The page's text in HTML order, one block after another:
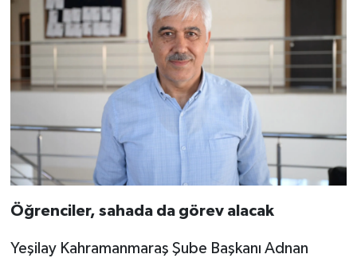
Öğrenciler, sahada da görev alacak
Yeşilay Kahramanmaraş Şube Başkanı Adnan